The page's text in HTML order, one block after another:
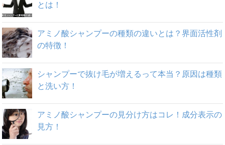
とは！
アミノ酸シャンプーの種類の違いとは？界面活性剤
の特徴！
シャンプーで抜け毛が増えるって本当？原因は種類
と洗い方！
アミノ酸シャンプーの見分け方はコレ！成分表示の
見方！